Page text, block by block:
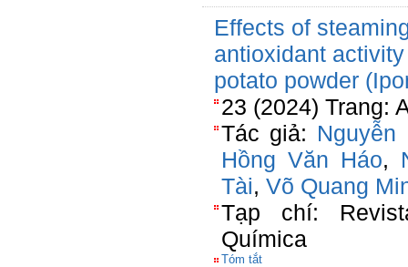
Effects of
antioxidant
potato powder
23 (2024) Trang:
Tác giả: Nguyễn
Hồng Văn Háo,
Tài, Võ Quang
Tạp chí:
Química
Tóm tắt